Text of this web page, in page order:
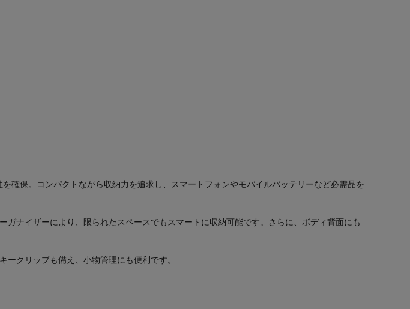
確保。コンパクトながら収納力を追求し、スマートフォンやモバイルバッテリーなど必需品を
ナイザーにより、限られたスペースでもスマートに収納可能です。さらに、ボディ背面にも
クリップも備え、小物管理にも便利です。